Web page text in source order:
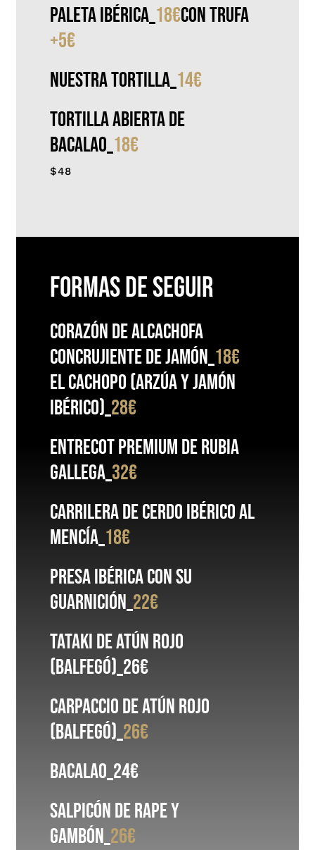
paleta ibérica_18€con trufa
+5€
Nuestra tortilla_14€
Tortilla abierta de
bacalao_18€
$48
FORMAS DE SEGUIR
Corazónde alcachofa
concrujiente de jamón_18€
El CACHOPO(Arzúa y jamón
ibérico)_28€
Entrecot premium de Rubia
Gallega_32€
Carrilera de cerdo ibéricoal
mencía_18€
Presa ibérica con su
guarnición_22€
Tataki de atún rojo
(Balfegó)_26€
Carpaccio de atún rojo
(Balfegó)_26€
Bacalao_24€
Salpicónde rape y
gambón_26€